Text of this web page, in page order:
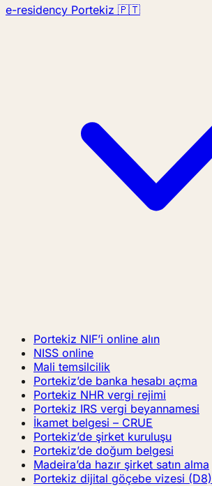
e-residency Portekiz 🇵🇹
Portekiz NIF’i online alın
NISS online
Mali temsilcilik
Portekiz’de banka hesabı açma
Portekiz NHR vergi rejimi
Portekiz IRS vergi beyannamesi
İkamet belgesi – CRUE
Portekiz’de şirket kuruluşu
Portekiz’de doğum belgesi
Madeira’da hazır şirket satın alma
Portekiz dijital göçebe vizesi (D8)